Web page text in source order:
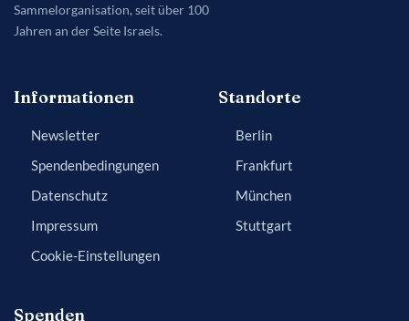
Sammelorganisation, seit über 100
Jahren an der Seite Israels.
Informationen
Newsletter
Spendenbedingungen
Datenschutz
Impressum
Cookie-Einstellungen
Standorte
Berlin
Frankfurt
München
Stuttgart
Spenden